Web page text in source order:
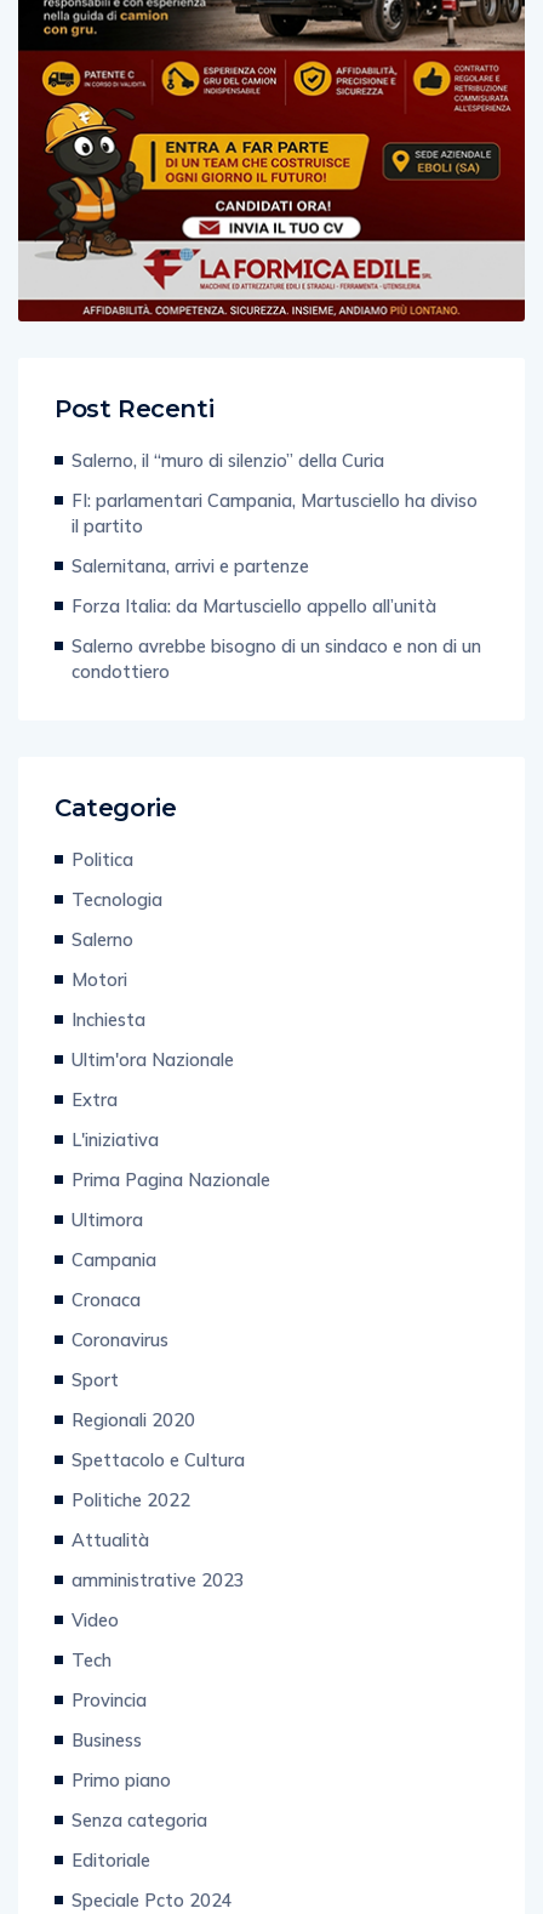
Post Recenti
Salerno, il “muro di silenzio” della Curia
FI: parlamentari Campania, Martusciello ha diviso
il partito
Salernitana, arrivi e partenze
Forza Italia: da Martusciello appello all’unità
Salerno avrebbe bisogno di un sindaco e non di un
condottiero
Categorie
Politica
Tecnologia
Salerno
Motori
Inchiesta
Ultim'ora Nazionale
Extra
L'iniziativa
Prima Pagina Nazionale
Ultimora
Campania
Cronaca
Coronavirus
Sport
Regionali 2020
Spettacolo e Cultura
Politiche 2022
Attualità
amministrative 2023
Video
Tech
Provincia
Business
Primo piano
Senza categoria
Editoriale
Speciale Pcto 2024